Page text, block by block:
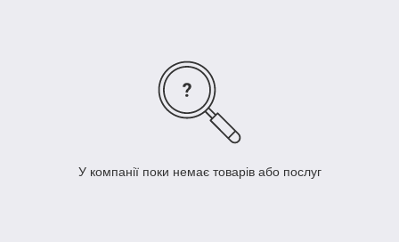
У компанії поки немає товарів або послуг